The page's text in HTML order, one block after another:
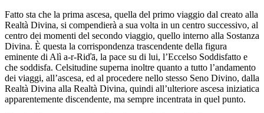
Fatto sta che la prima ascesa, quella del primo viaggio dal creato alla
Realtà Divina, si compendierà a sua volta in un centro successivo, al
centro dei momenti del secondo viaggio, quello interno alla Sostanza
Divina. È questa la corrispondenza trascendente della figura
eminente di Alì a-r-Riďā, la pace su di lui, l’Eccelso Soddisfatto e
che soddisfa. Celsitudine superna inoltre quanto a tutto l’andamento
dei viaggi, all’ascesa, ed al procedere nello stesso Seno Divino, dalla
Realtà Divina alla Realtà Divina, quindi all’ulteriore ascesa iniziatica
apparentemente discendente, ma sempre incentrata in quel punto.